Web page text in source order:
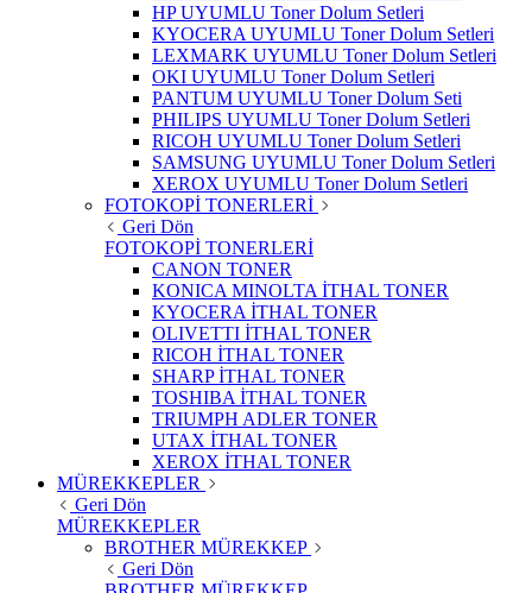
HP UYUMLU Toner Dolum Setleri
KYOCERA UYUMLU Toner Dolum Setleri
LEXMARK UYUMLU Toner Dolum Setleri
OKI UYUMLU Toner Dolum Setleri
PANTUM UYUMLU Toner Dolum Seti
PHILIPS UYUMLU Toner Dolum Setleri
RICOH UYUMLU Toner Dolum Setleri
SAMSUNG UYUMLU Toner Dolum Setleri
XEROX UYUMLU Toner Dolum Setleri
FOTOKOPİ TONERLERİ
Geri Dön
FOTOKOPİ TONERLERİ
CANON TONER
KONICA MINOLTA İTHAL TONER
KYOCERA İTHAL TONER
OLIVETTI İTHAL TONER
RICOH İTHAL TONER
SHARP İTHAL TONER
TOSHIBA İTHAL TONER
TRIUMPH ADLER TONER
UTAX İTHAL TONER
XEROX İTHAL TONER
MÜREKKEPLER
Geri Dön
MÜREKKEPLER
BROTHER MÜREKKEP
Geri Dön